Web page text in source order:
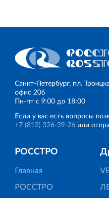
Санкт‐Петербург, пл.
офис 206
Пн‐пт с 9:00 до 18:00
Если у вас есть вопросы
+7 (812) 326‐39‐26 или
РОССТРО
Главная
РОССТРО